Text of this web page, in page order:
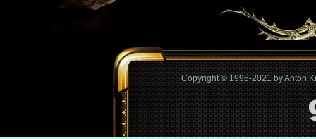
Copyright © 1996-2021 by Anton